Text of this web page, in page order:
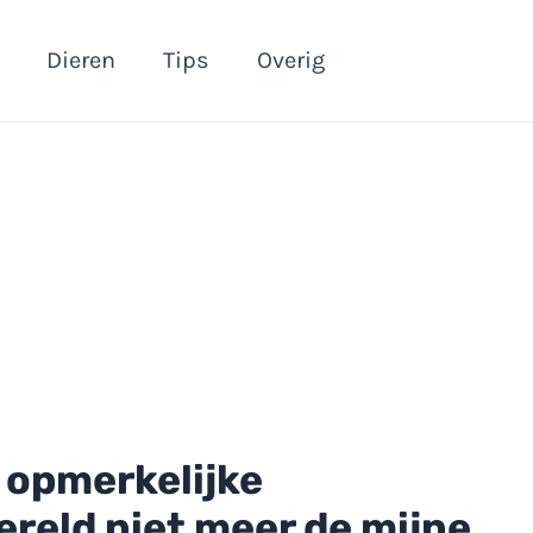
Dieren Tips Overig